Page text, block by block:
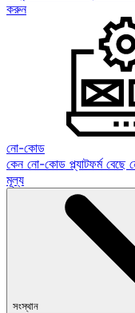
করুন
নো-কোড
কেন নো-কোড প্ল্যাটফর্ম বেছে
মূল্য
সংস্থান